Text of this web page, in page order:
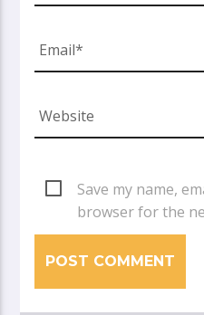
Save my name,
browser for the